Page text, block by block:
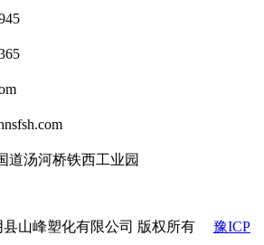
道汤河桥铁西工业园
县山峰塑化有限公司 版权所有 豫ICP